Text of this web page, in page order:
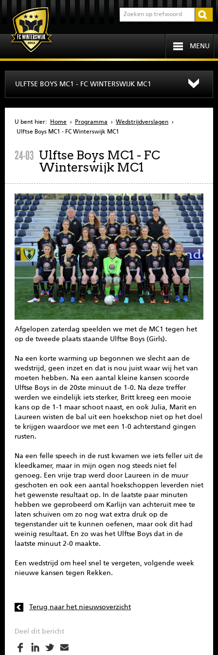
MENU
OVER FCW
INFORMATIE
SENIOREN
SPONSOREN
CONTACT
MENU
ULFTSE BOYS MC1 - FC WINTERSWIJK MC1
U bent hier: Home › Programma › Wedstrijdverslagen ›
Ulftse Boys MC1 - FC Winterswijk MC1
24-03 Ulftse Boys MC1 - FC
Winterswijk MC1
Afgelopen zaterdag speelden we met de MC1 tegen het
op de tweede plaats staande Ulftse Boys (Girls).
Na een korte warming up begonnen we slecht aan de
wedstrijd, geen inzet en dat is nou juist waar wij het van
moeten hebben. Na een aantal kleine kansen scoorde
Ulftse Boys in de 20ste minuut de 1-0. Na deze treffer
werden we eindelijk iets sterker, Britt kreeg een mooie
kans op de 1-1 maar schoot naast, en ook Julia, Marit en
Laureen wisten de bal uit een hoekschop niet op het doel
te krijgen waardoor we met een 1-0 achterstand gingen
rusten.
Na een felle speech in de rust kwamen we iets feller uit de
kleedkamer, maar in mijn ogen nog steeds niet fel
genoeg. Een vrije trap werd door Laureen in de muur
geschoten en ook een aantal hoekschoppen leverden niet
het gewenste resultaat op. In de laatste paar minuten
hebben we geprobeerd om Karlijn van achteruit mee te
laten schuiven om zo nog wat extra druk op de
tegenstander uit te kunnen oefenen, maar ook dit had
weinig resultaat. En zo was het Ulftse Boys dat in de
laatste minuut 2-0 maakte.
Een wedstrijd om heel snel te vergeten, volgende week
nieuwe kansen tegen Rekken.
Terug naar het nieuwsoverzicht
Deel dit bericht